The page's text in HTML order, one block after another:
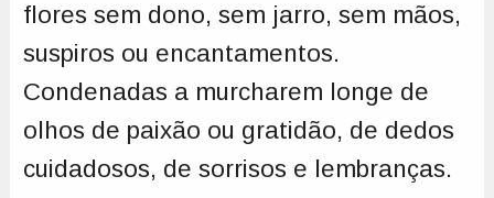
flores sem dono, sem jarro, sem mãos,
suspiros ou encantamentos.
Condenadas a murcharem longe de
olhos de paixão ou gratidão, de dedos
cuidadosos, de sorrisos e lembranças.